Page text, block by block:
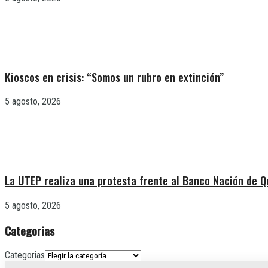
Kioscos en crisis: “Somos un rubro en extinción”
5 agosto, 2026
La UTEP realiza una protesta frente al Banco Nación de
5 agosto, 2026
Categorias
Categorias